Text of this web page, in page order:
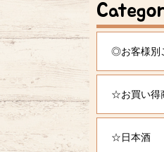
◎お客様別
☆お買い得
☆日本酒